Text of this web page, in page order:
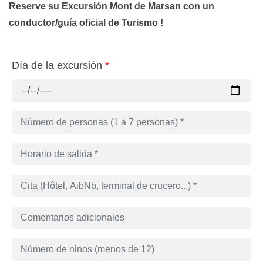
Reserve su Excursión Mont de Marsan con un
conductor/guía oficial de Turismo !
Día de la excursión *